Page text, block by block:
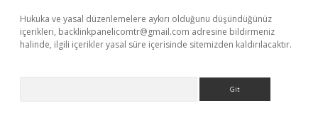
Hukuka ve yasal düzenlemelere aykırı olduğunu düşündüğünüz
içerikleri, backlinkpanelicomtr@gmail.com adresine bildirmeniz
halinde, ilgili içerikler yasal süre içerisinde sitemizden kaldırılacaktır.